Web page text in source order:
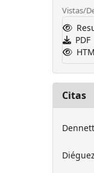
Vistas/
PDF
Citas